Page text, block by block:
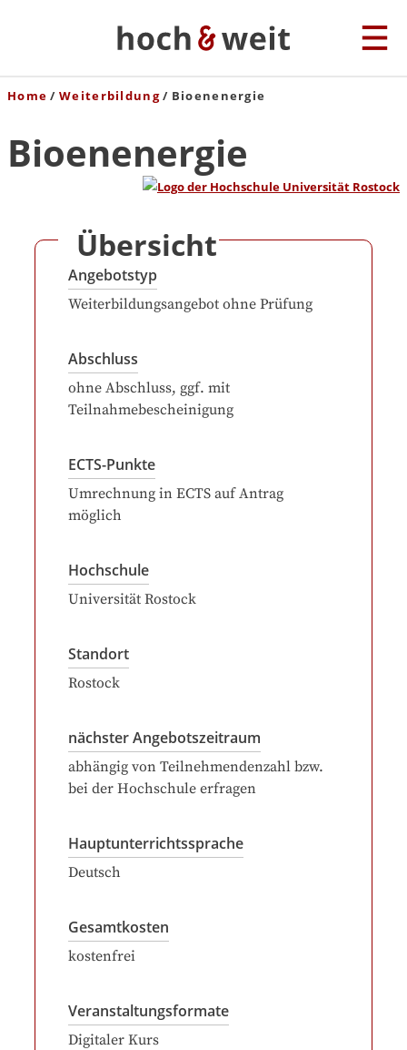
Home Weiterbildung Bioenenergie
Bioenenergie
Übersicht
Angebotstyp
Weiterbildungsangebot ohne Prüfung
Abschluss
ohne Abschluss, ggf. mit
Teilnahmebescheinigung
ECTS-Punkte
Umrechnung in ECTS auf Antrag
möglich
Hochschule
Universität Rostock
Standort
Rostock
nächster Angebotszeitraum
abhängig von Teilnehmendenzahl bzw.
bei der Hochschule erfragen
Hauptunterrichtssprache
Deutsch
Gesamtkosten
kostenfrei
Veranstaltungsformate
Digitaler Kurs